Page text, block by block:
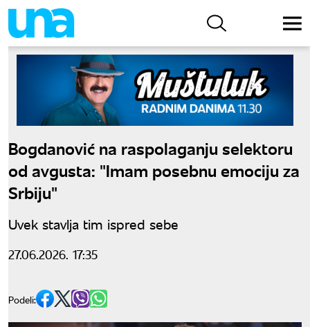
Bogdanović na raspolaganju selektoru
od avgusta: "Imam posebnu emociju za
Srbiju"
Uvek stavlja tim ispred sebe
27.06.2026. 17:35
Podeli: